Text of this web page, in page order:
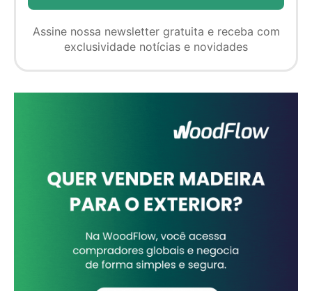
Assine nossa newsletter gratuita e receba com
exclusividade notícias e novidades